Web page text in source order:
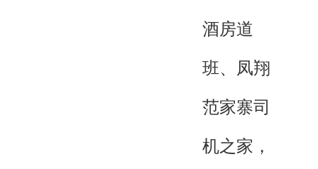
酒房道
班、凤翔
范家寨司
机之家，